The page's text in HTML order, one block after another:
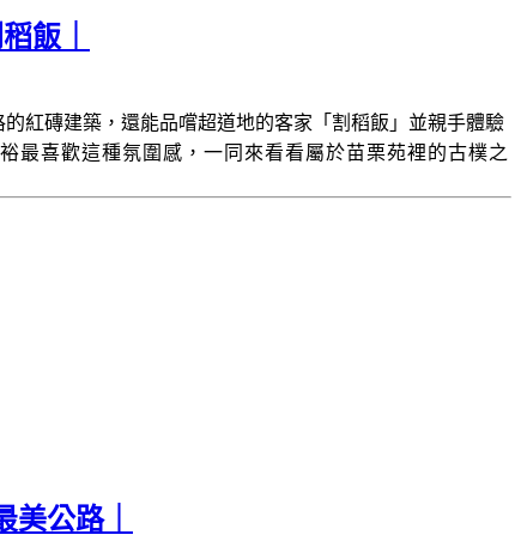
飯｜
紅磚建築，還能品嚐超道地的客家「割稻飯」並親手體驗
最喜歡這種氛圍感，一同來看看屬於苗栗苑裡的古樸之
公路｜